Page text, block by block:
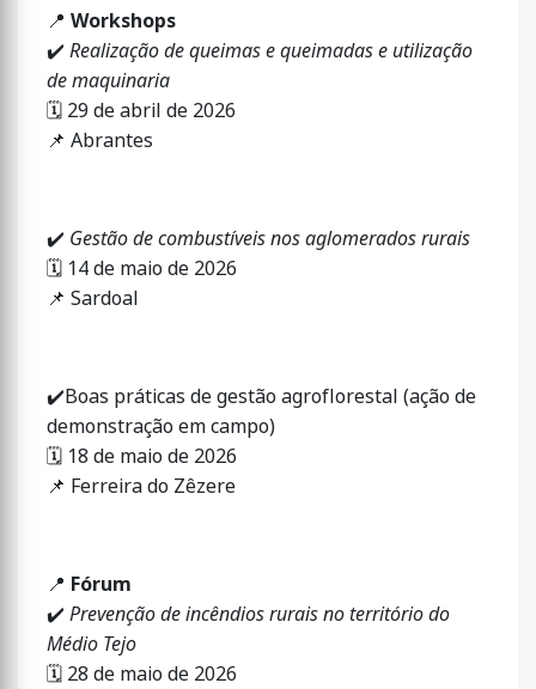
📍 Workshops
✔️ Realização de queimas e queimadas e utilização
de maquinaria
🗓 29 de abril de 2026
📌 Abrantes
✔️ Gestão de combustíveis nos aglomerados rurais
🗓 14 de maio de 2026
📌 Sardoal
✔️Boas práticas de gestão agroflorestal (ação de
demonstração em campo)
🗓 18 de maio de 2026
📌 Ferreira do Zêzere
📍 Fórum
✔️ Prevenção de incêndios rurais no território do
Médio Tejo
🗓 28 de maio de 2026